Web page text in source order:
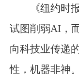
《纽约时
试图削弱AI，
向科技业传递
性，机器非神